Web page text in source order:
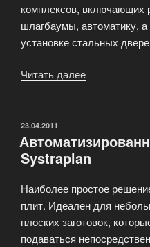
комплексов, включающих
шлагбаумы, автоматику,
установке стальных
Читать далее
ОПУБЛИКОВАНО
23.04.2011
Systraplan
Наиболее простое
плит. Идеален для
плоских заготовок,
подаваться